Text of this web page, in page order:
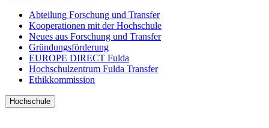
Abteilung Forschung und Transfer
Kooperationen mit der Hochschule
Neues aus Forschung und Transfer
Gründungsförderung
EUROPE DIRECT Fulda
Hochschulzentrum Fulda Transfer
Ethikkommission
Hochschule